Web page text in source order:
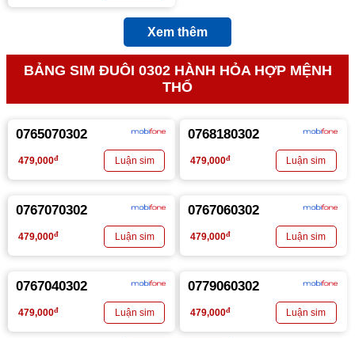
Xem thêm
BẢNG SIM ĐUÔI 0302 HÀNH HỎA HỢP MỆNH
THỔ
0765070302
479,000đ
0768180302
479,000đ
0767070302
479,000đ
0767060302
479,000đ
0767040302
479,000đ
0779060302
479,000đ